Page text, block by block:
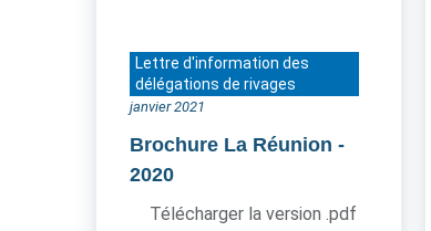
Lettre d'information des
délégations de rivages
janvier 2021
Brochure La Réunion -
2020
Télécharger la version .pdf